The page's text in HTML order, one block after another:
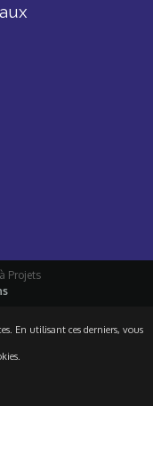
Projets
En utilisant ces derniers, vous